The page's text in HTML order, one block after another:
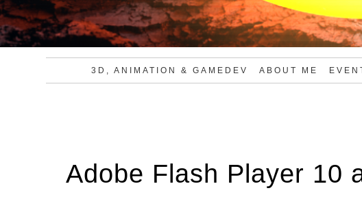
3D, ANIMATION & GAMEDEV ABOUT ME
Adobe Flash Player 10